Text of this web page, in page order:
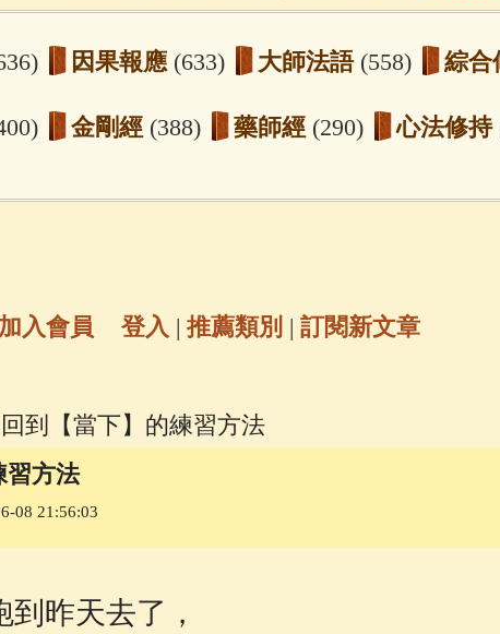
因果報應 (633) 大師法語 (558) 綜合
金剛經 (388) 藥師經 (290) 心法修持
地藏經(225) 臨終助念(190) 文殊
(141) 放生護生 (133) 戒除邪淫(129)
密全身舍利寶篋印陀羅尼經(81) 六字大
傳(69)
加入會員 登入 | 推薦類別 | 訂閱新文章
到【當下】的練習方法
習方法
08 21:56:03
昨天去了，